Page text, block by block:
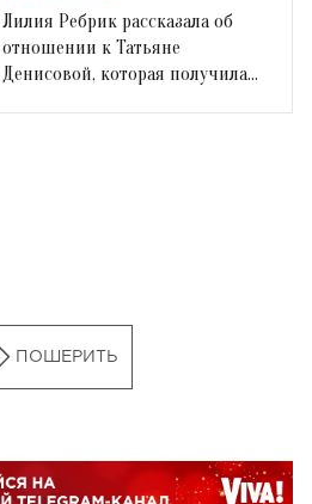
Лилия Ребрик рассказала об
отношении к Татьяне
Денисовой, которая получила
ПОШЕРИТЬ